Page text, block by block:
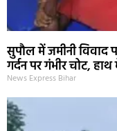
सुपौल में जमीनी
गर्दन पर गंभीर चोट,
News Express Bihar